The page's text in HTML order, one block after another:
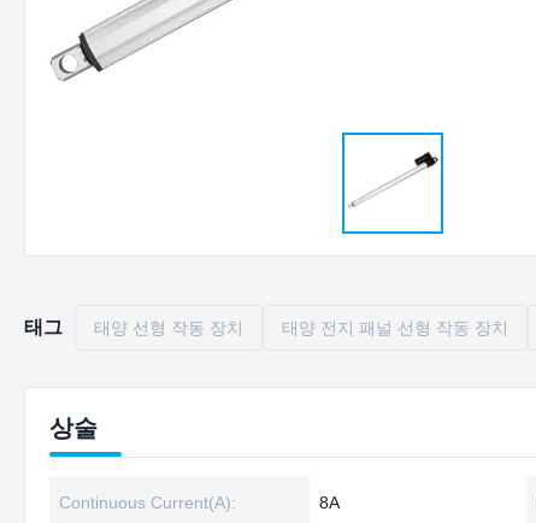
태그 태양 선형 작동 장치 태양 전지 패널 선형 작동 장치
상술
Continuous Current(A): 8A